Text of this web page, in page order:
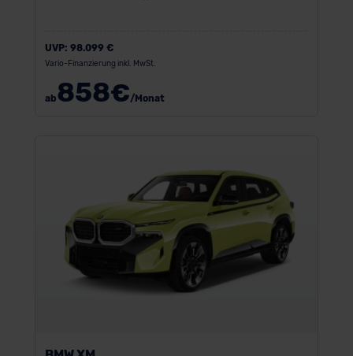
UVP: 98.099 €
Vario-Finanzierung inkl. MwSt.
ab858€/Monat